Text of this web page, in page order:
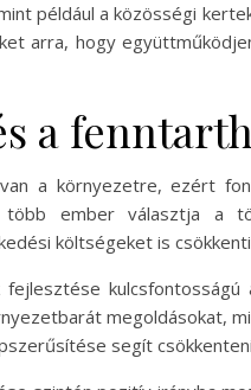
például a közösségi
arra, hogy
a
a környezetre, ezért
ember választja a
költségeket is
megoldásokat,
segít